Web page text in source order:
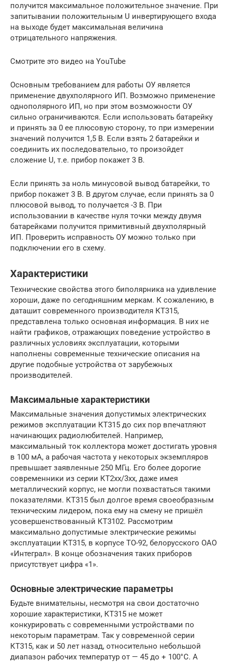
получится максимальное положительное значение. При
запитывании положительным U инвертирующего входа
на выходе будет максимальная величина
отрицательного напряжения.
Смотрите это видео на YouTube
Основным требованием для работы ОУ является
применение двухполярного ИП. Возможно применение
однополярного ИП, но при этом возможности ОУ
сильно ограничиваются. Если использовать батарейку
и принять за 0 ее плюсовую сторону, то при измерении
значений получится 1,5 В. Если взять 2 батарейки и
соединить их последовательно, то произойдет
сложение U, т.е. прибор покажет 3 В.
Если принять за ноль минусовой вывод батарейки, то
прибор покажет 3 В. В другом случае, если принять за 0
плюсовой вывод, то получается -3 В. При
использовании в качестве нуля точки между двумя
батарейками получится примитивный двухполярный
ИП. Проверить исправность ОУ можно только при
подключении его в схему.
Характеристики
Технические свойства этого биполярника на удивление
хороши, даже по сегодняшним меркам. К сожалению, в
даташит современного производителя КТ315,
представлена только основная информация. В них не
найти графиков, отражающих поведение устройство в
различных условиях эксплуатации, которыми
наполнены современные технические описания на
другие подобные устройства от зарубежных
производителей.
Максимальные характеристики
Максимальные значения допустимых электрических
режимов эксплуатации КТ315 до сих пор впечатляют
начинающих радиолюбителей. Например,
максимальный ток коллектора может достигать уровня
в 100 мА, а рабочая частота у некоторых экземпляров
превышает заявленные 250 МГц. Его более дорогие
современники из серии КТ2xx/3xx, даже имея
металлический корпус, не могли похвастаться такими
показателями. КТ315 был долгое время своеобразным
техническим лидером, пока ему на смену не пришёл
усовершенствованный КТ3102. Рассмотрим
максимально допустимые электрические режимы
эксплуатации КТ315, в корпусе ТО-92, белорусского ОАО
«Интеграл». В конце обозначения таких приборов
присутствует цифра «1».
Основные электрические параметры
Будьте внимательны, несмотря на свои достаточно
хорошие характеристики, КТ315 не может
конкурировать с современными устройствами по
некоторым параметрам. Так у современной серии
КТ315, как и 50 лет назад, относительно небольшой
диапазон рабочих температур от — 45 до + 100°C. А